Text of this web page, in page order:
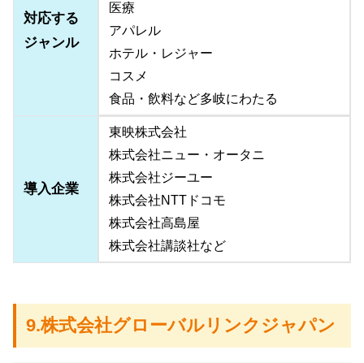
対応する
ジャンル
医療
アパレル
ホテル・レジャー
コスメ
食品・飲料など多岐にわたる
導入企業
東映株式会社
株式会社ニュー・オータニ
株式会社ジーユー
株式会社NTTドコモ
株式会社高島屋
株式会社講談社など
9.株式会社グローバルリンクジャパン